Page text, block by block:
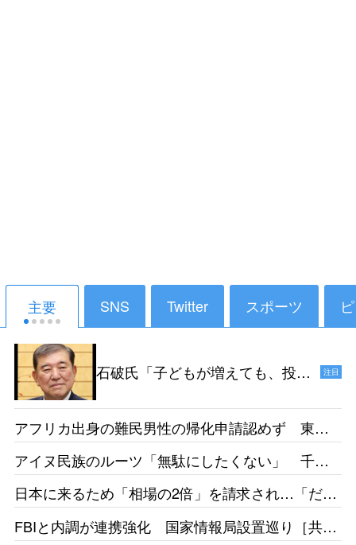
主要 SNS Twitter スポーツ
石破氏「子どもが増えても、投票
からねえ。その時、私たちは政治
家をやっていないでしょう」［デ
イリー新潮］25/1
注目
アフリカ出身の難民男性の帰化申請認めず 東京
地裁「日本語能力があったとは認めらない」［産
経］26/05
アイヌ民族のルーツ「無駄にしたくない」 千葉
県出身・佐藤さんが平取高入学 差別受けた父の
遺志受け継ぐ［北海道新聞］26/05
日本に来るため「相場の2倍」を請求され…「だか
らもっと働きたい」 お惣菜工場で頑張るベトナ
ム人女性の事情［東京新聞］26/05
FBIと内調が連携強化 国家情報局設置巡り［共